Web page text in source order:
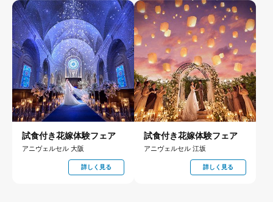
試食付き花嫁体験フェア
アニヴェルセル 大阪
詳しく見る
試食付き花嫁体験フェア
アニヴェルセル 江坂
詳しく見る